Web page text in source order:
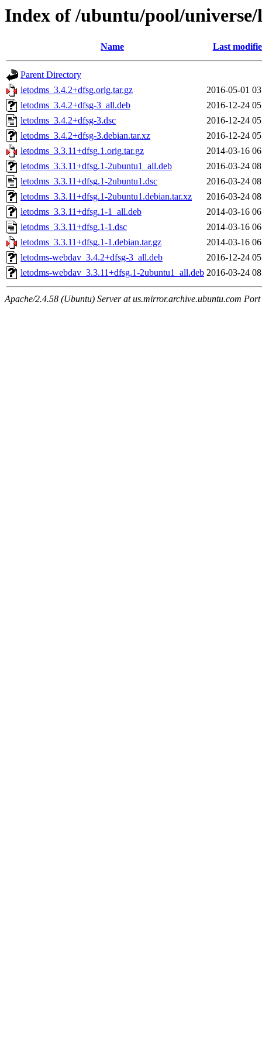
Index of /ubuntu/pool/
Name Last
Parent Directory
letodms_3.4.2+dfsg.orig.tar.gz
2016-05-01
letodms_3.4.2+dfsg-3_all.deb
2016-12-24
letodms_3.4.2+dfsg-3.dsc
2016-12-24
letodms_3.4.2+dfsg-3.debian.tar.xz
2016-12-24
letodms_3.3.11+dfsg.1.orig.tar.gz
2014-03-16
letodms_3.3.11+dfsg.1-2ubuntu1_all.deb
2016-03-24
letodms_3.3.11+dfsg.1-2ubuntu1.dsc
2016-03-24
letodms_3.3.11+dfsg.1-2ubuntu1.debian.tar.xz
2016-03-24
letodms_3.3.11+dfsg.1-1_all.deb
2014-03-16
letodms_3.3.11+dfsg.1-1.dsc
2014-03-16
letodms_3.3.11+dfsg.1-1.debian.tar.gz
2014-03-16
letodms-webdav_3.4.2+dfsg-3_all.deb
2016-12-24
letodms-webdav_3.3.11+dfsg.1-2ubuntu1_all.deb 2016-03-24
Apache/2.4.58 (Ubuntu) Server at us.mirror.archive.ubuntu.com Port